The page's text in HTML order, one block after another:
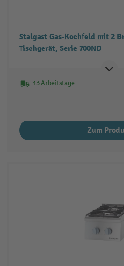
Stalgast Gas-Kochfeld mit 2
Tischgerät, Serie 700ND
13 Arbeitstage
Zum